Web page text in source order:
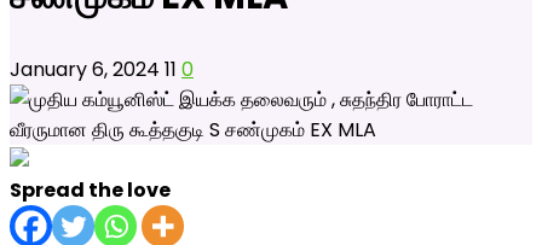
January 6, 2024 11 0
Spread the love